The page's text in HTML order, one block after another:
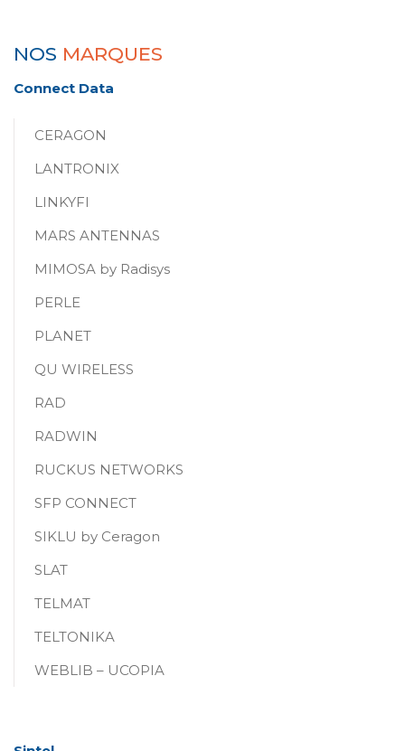
NOS MARQUES
Connect Data
CERAGON
LANTRONIX
LINKYFI
MARS ANTENNAS
MIMOSA by Radisys
PERLE
PLANET
QU WIRELESS
RAD
RADWIN
RUCKUS NETWORKS
SFP CONNECT
SIKLU by Ceragon
SLAT
TELMAT
TELTONIKA
WEBLIB – UCOPIA